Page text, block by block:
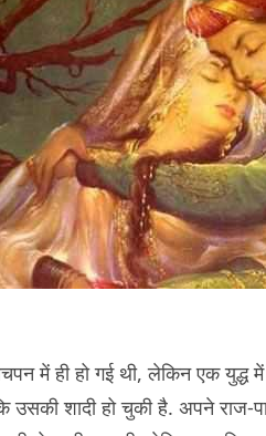
में ही हो गई थी, लेकिन एक युद्ध
उसकी शादी हो चुकी है. अपने